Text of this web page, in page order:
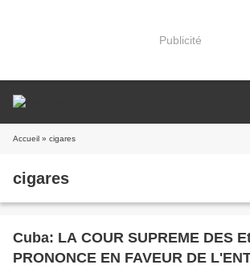
Publicité
Accueil » cigares
cigares
Cuba: LA COUR SUPREME DES
PRONONCE EN FAVEUR DE